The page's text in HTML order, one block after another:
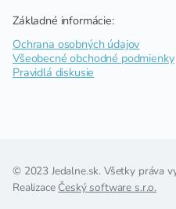
Základné informácie:
Ochrana osobných údajov
Všeobecné obchodné podmienky
Pravidlá diskusie
© 2023 Jedalne.sk. Všetky práva
Realizace Český software s.r.o.